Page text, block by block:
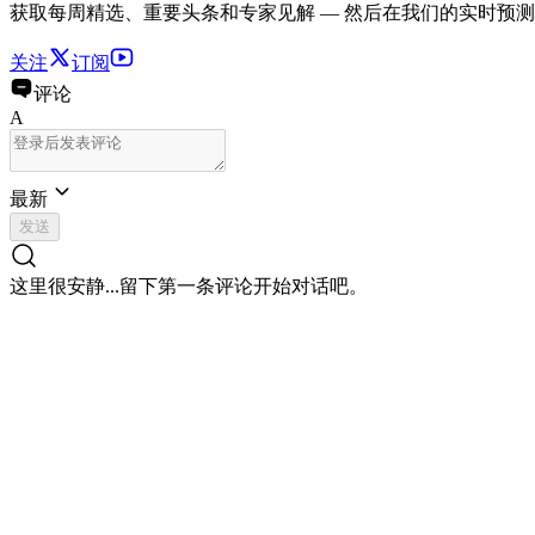
获取每周精选、重要头条和专家见解 — 然后在我们的实时预测
关注
订阅
评论
A
最新
发送
这里很安静...留下第一条评论开始对话吧。